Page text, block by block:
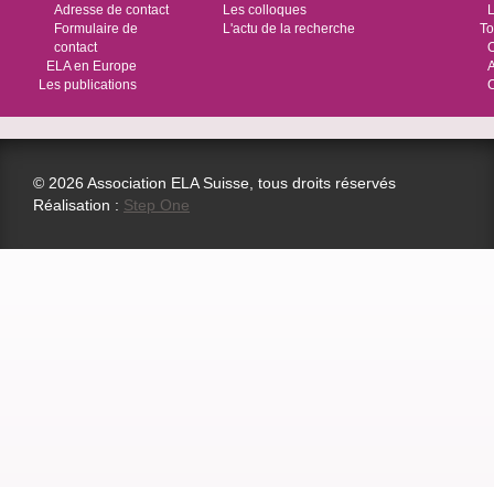
Adresse de contact
Formulaire de
contact
ELA en Europe
Les publications
Les colloques
L'actu de la recherche
© 2026 Association ELA Suisse, tous droits réservés
Réalisation : Step One